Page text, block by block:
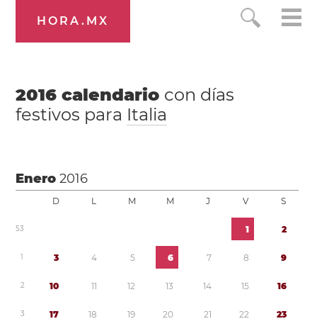
HORA.MX
2016 calendario con días
festivos para Italia
Enero2016
D L M M J V S
53 1 2
1 3 4 5 6 7 8 9
2 10 11 12 13 14 15 16
3 17 18 19 20 21 22 23